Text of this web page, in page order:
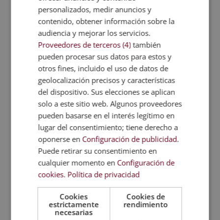
Casarse y que todo salga bien tiene mucho que ver
con el protocolo. Dejarlo en manos de un
profesional siempre será un acierto; la mejor
manera de evitar conflictos indeseados y que
pueden ser provocados por puro desconocimiento.
El diseño de las invitaciones y
otros puntos importantes
Proponer los diseños para
las invitaciones o
los repartidores de mesaserán otras de las
funciones de los planificadores. En definitiva, se
encargarán de los aspectos importantes pero sobre
todo de los pequeños. En lo más ínfimo se
encontrará la diferencia. Sin embargo, y en este
punto, es hora de tomar nota de cuál o cuáles
pueden ser las funciones del organizador de bodas:
organización parcial o integraldel enlace. Un
organizador puede ser contratado solo para unos
personalizados, medir anuncios y
contenido, obtener información sobre la
audiencia y mejorar los servicios.
Proveedores de terceros (4) también
pueden procesar sus datos para estos y
otros fines, incluido el uso de datos de
geolocalización precisos y características
del dispositivo. Sus elecciones se aplican
solo a este sitio web. Algunos proveedores
pueden basarse en el interés legítimo en
lugar del consentimiento; tiene derecho a
oponerse en Configuración de publicidad.
Puede retirar su consentimiento en
cualquier momento en Configuración de
cookies. Política de privacidad
Cookies
estrictamente
necesarias
Cookies de
rendimiento